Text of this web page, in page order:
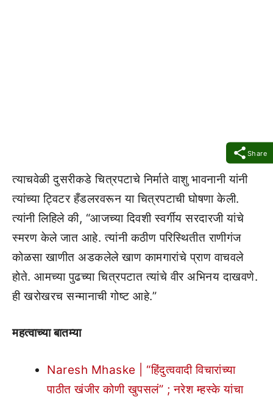
Share
त्याचवेळी दुसरीकडे चित्रपटाचे निर्माते वाशु भावनानी यांनी
त्यांच्या ट्विटर हँडलरवरून या चित्रपटाची घोषणा केली.
त्यांनी लिहिले की, “आजच्या दिवशी स्वर्गीय सरदारजी यांचे
स्मरण केले जात आहे. त्यांनी कठीण परिस्थितीत राणीगंज
कोळसा खाणीत अडकलेले खाण कामगारांचे प्राण वाचवले
होते. आमच्या पुढच्या चित्रपटात त्यांचे वीर अभिनय दाखवणे.
ही खरोखरच सन्मानाची गोष्ट आहे.”
महत्वाच्या बातम्या
Naresh Mhaske | “हिंदुत्ववादी विचारांच्या
पाठीत खंजीर कोणी खुपसलं” ; नरेश म्हस्के यांचा